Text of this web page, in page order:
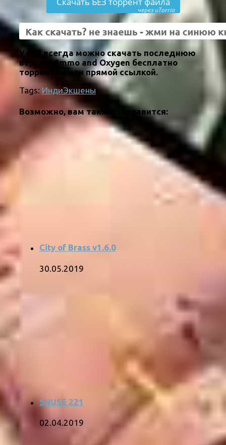
через uTorria
У нас всегда можно скачать последнюю
версию Ammo and Oxygen бесплатно
торрентом или прямой ссылкой.
Tags: ИндиЭкшены
Возможно, вам также понравится:
City of Brass v1.6.0
30.05.2019
SNUSE 221
02.04.2019